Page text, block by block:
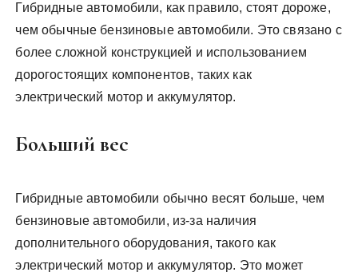
Гибридные автомобили, как правило, стоят дороже,
чем обычные бензиновые автомобили. Это связано с
более сложной конструкцией и использованием
дорогостоящих компонентов, таких как
электрический мотор и аккумулятор.
Больший вес
Гибридные автомобили обычно весят больше, чем
бензиновые автомобили, из-за наличия
дополнительного оборудования, такого как
электрический мотор и аккумулятор. Это может